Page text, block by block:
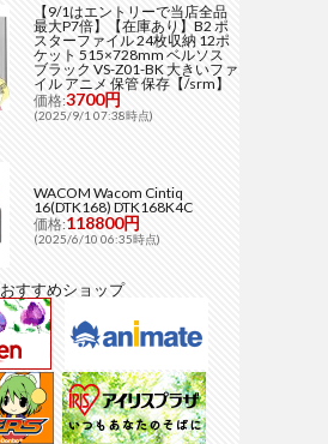
【9/1はエントリーで当店全品
最大P7倍】【在庫あり】B2 ポ
スターファイル 24枚収納 12ポ
ケット 515×728mm ベルソス
ブラック VS-Z01-BK 大きいファ
イル アニメ 保管 保存【/srm】
価格:3700円
(2025/9/1 07:38時点)
WACOM Wacom Cintiq
16(DTK168) DTK168K4C
価格:118800円
(2025/6/10 06:35時点)
おすすめショップ